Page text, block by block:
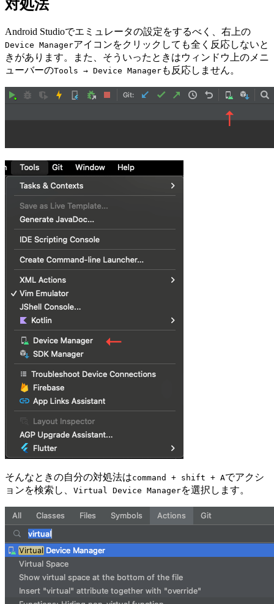
対処法
Android Studioでエミュレータの設定をするべく、右上の
Device Managerアイコンをクリックしても全く反応しないと
きがあります。また、そういったときはウィンドウ上のメニ
ューバーのTools → Device Manager も反応しません。
そんなときの自分の対処法はcommand + shift + Aでアクシ
ョンを検索し、 Virtual Device Managerを選択します。